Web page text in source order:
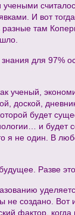
И вот
разные там
для 97%
доской,
будет
и будет
я не один. В
Разве
не создано.
фактор,